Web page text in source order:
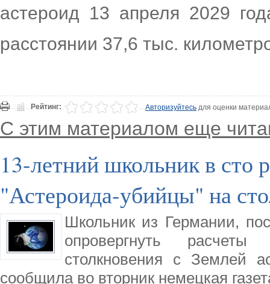
астероид 13 апреля 2029
расстоянии 37,6 тыс.
Рейтинг: Авторизуйтесьдля оценки
С этим материалом еще
13-летний школьник в сто
"Астероида-убийцы" на
Школьник из Германии,
опровергнуть
столкновения с Землей
сообщила во вторник немецкая